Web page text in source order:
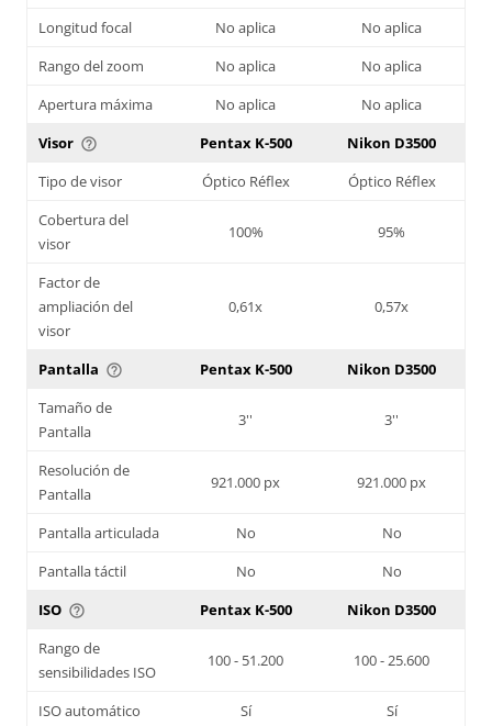
Longitud focal No aplica
No aplica
Rango del zoom
No aplica
No aplica
Apertura máxima
No aplica
No aplica
Visor help_outline Pentax K-500
Nikon D3500
Tipo de visor
Óptico Réflex
Óptico Réflex
Cobertura del
visor
100% 95%
Factor de
ampliación del
visor
0,61x 0,57x
Pantalla help_outline Pentax K-500
Nikon D3500
Tamaño de
Pantalla
3'' 3''
Resolución de
Pantalla
921.000 px 921.000 px
Pantalla articulada No
No
Pantalla táctil
No
No
ISO help_outline Pentax K-500
Nikon D3500
Rango de
sensibilidades ISO
100 - 51.200 100 - 25.600
ISO automático Sí
Sí